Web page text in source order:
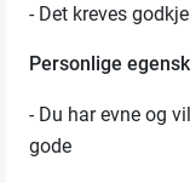
- Det kreves
Personlige
- Du har evne og
gode